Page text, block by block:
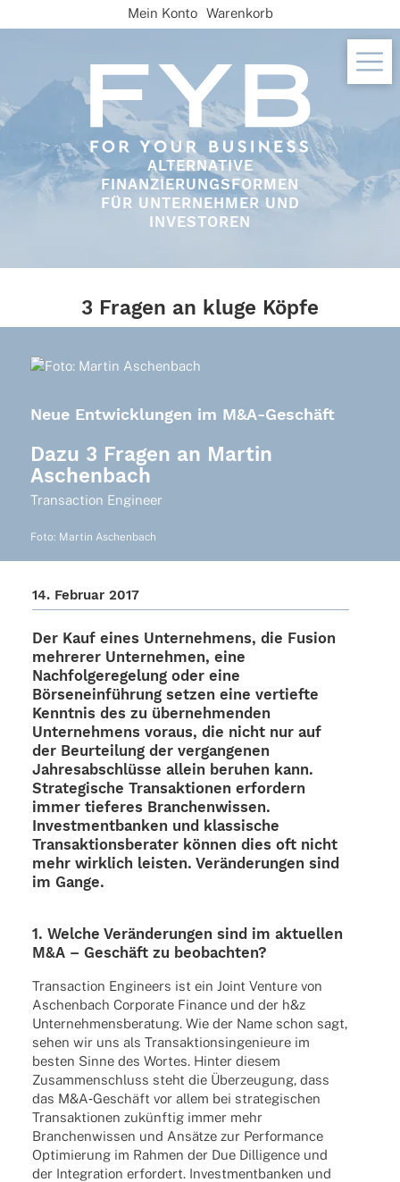
to
ALTERNATIVE
FINANZIERUNGSFORMEN
FÜR UNTERNEHMER UND
INVESTOREN
Mein Konto Warenkorb
3 Fragen an kluge Köpfe
Neue Entwicklungen im M&A‑Geschäft
Dazu 3 Fragen an Martin
Aschenbach
Tran­sac­tion Engineer
Foto: Martin Aschenbach
14. Februar 2017
Der Kauf eines Unter­neh­mens, die Fusion
mehre­rer Unter­neh­men, eine
Nach­fol­ge­re­ge­lung oder eine
Börsen­ein­füh­rung setzen eine vertiefte
Kennt­nis des zu über­neh­men­den
Unter­neh­mens voraus, die nicht nur auf
der Beur­tei­lung der vergan­ge­nen
Jahres­ab­schlüsse allein beru­hen kann.
Stra­te­gi­sche Trans­ak­tio­nen erfor­dern
immer tiefe­res Bran­chen­wis­sen.
Invest­ment­ban­ken und klas­si­sche
Trans­ak­ti­ons­be­ra­ter können dies oft nicht
mehr wirk­lich leis­ten. Verän­de­run­gen sind
im Gange.
1. Welche Verän­de­run­gen sind im aktu­el­len
M&A – Geschäft zu beobachten?
Tran­sac­tion Engi­neers ist ein Joint Venture von
Aschen­bach Corpo­rate Finance und der h&z
Unter­neh­mens­be­ra­tung. Wie der Name schon sagt,
sehen wir uns als Trans­ak­ti­ons­in­ge­nieure im
besten Sinne des Wortes. Hinter diesem
Zusam­men­schluss steht die Über­zeu­gung, dass
das M&A‑Geschäft vor allem bei stra­te­gi­schen
Trans­ak­tio­nen zukünf­tig immer mehr
Bran­chen­wis­sen und Ansätze zur Perfor­mance
Opti­mie­rung im Rahmen der Due Dilli­gence und
der Inte­gra­tion erfor­dert. Invest­ment­ban­ken und